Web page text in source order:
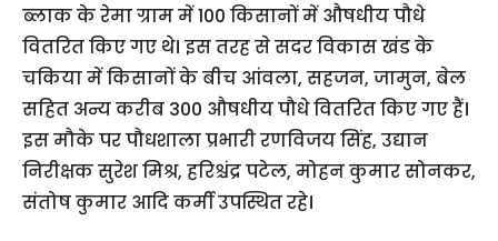
ब्लाक के रेमा ग्राम में 100 किसानों में औषधीय पौधे
वितरित किए गए थे। इस तरह से सदर विकास खंड के
चकिया में किसानों के बीच आंवला, सहजन, जामुन, बेल
सहित अन्य करीब 300 औषधीय पौधे वितरित किए गए हैं।
इस मौके पर पौधशाला प्रभारी रणविजय सिंह, उद्यान
निरीक्षक सुरेश मिश्र, हरिश्चंद्र पटेल, मोहन कुमार सोनकर,
संतोष कुमार आदि कर्मी उपस्थित रहे।